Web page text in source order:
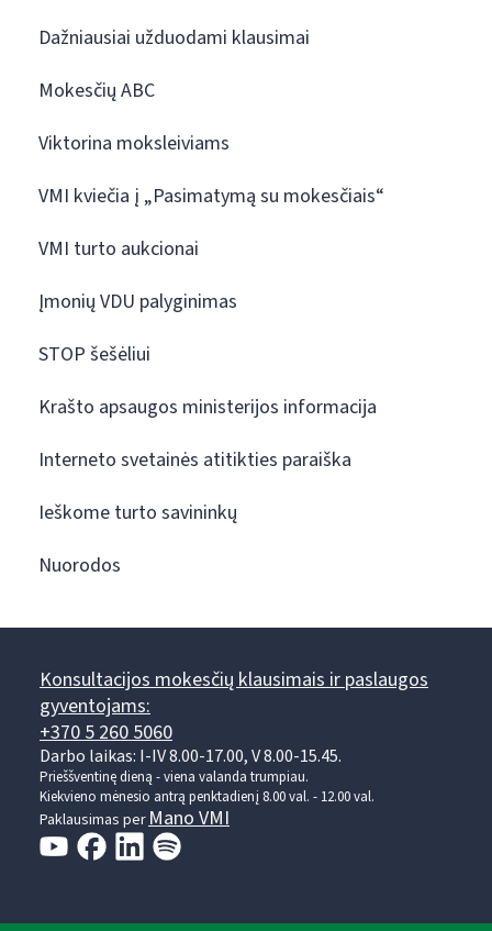
Dažniausiai užduodami klausimai
Mokesčių ABC
Viktorina moksleiviams
VMI kviečia į „Pasimatymą su mokesčiais“
VMI turto aukcionai
Įmonių VDU palyginimas
STOP šešėliui
Krašto apsaugos ministerijos informacija
Interneto svetainės atitikties paraiška
Ieškome turto savininkų
Nuorodos
Konsultacijos mokesčių klausimais ir paslaugos
gyventojams:
+370 5 260 5060
Darbo laikas: I-IV 8.00-17.00, V 8.00-15.45.
Prieššventinę dieną - viena valanda trumpiau.
Kiekvieno mėnesio antrą penktadienį 8.00 val. - 12.00 val.
Paklausimas per Mano VMI